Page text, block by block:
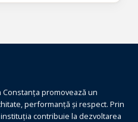
promovează un
performanță și respect. Prin
contribuie la dezvoltarea